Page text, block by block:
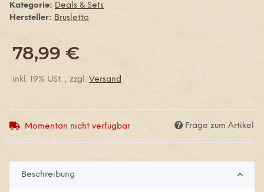
Kategorie: Deals & Sets
Hersteller: Brusletto
78,99 €
inkl. 19% USt. , zzgl. Versand
Momentan nicht verfügbar Frage zum Artikel
Beschreibung